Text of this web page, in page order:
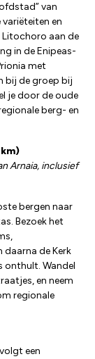
van
en
Litochoro aan de
in de Enipeas-
met
bij de groep bij
je door de oude
berg- en
Arnaia, inclusief
bergen naar
Bezoek het
daarna de Kerk
onthult. Wandel
en neem
regionale
een